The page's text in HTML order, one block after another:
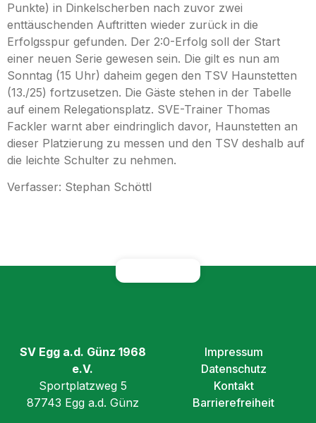
Punkte) in Dinkelscherben nach zuvor zwei
enttäuschenden Auftritten wieder zurück in die
Erfolgsspur gefunden. Der 2:0-Erfolg soll der Start
einer neuen Serie gewesen sein. Die gilt es nun am
Sonntag (15 Uhr) daheim gegen den TSV Haunstetten
(13./25) fortzusetzen. Die Gäste stehen in der Tabelle
auf einem Relegationsplatz. SVE-Trainer Thomas
Fackler warnt aber eindringlich davor, Haunstetten an
dieser Platzierung zu messen und den TSV deshalb auf
die leichte Schulter zu nehmen.
Verfasser: Stephan Schöttl
SV Egg a.d. Günz 1968
e.V.
Sportplatzweg 5
87743 Egg a.d. Günz
Impressum
Datenschutz
Kontakt
Barrierefreiheit